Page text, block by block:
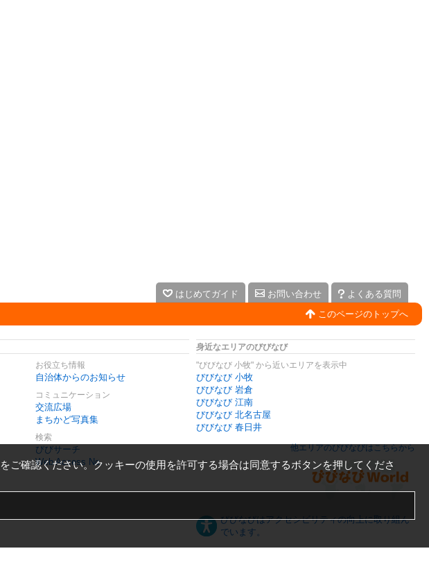
はじめてガイド お問い合わせ
よくある質問
このページのトップへ
お役立ち情報
自治体からのお知らせ
コミュニケーション
交流広場
まちかど写真集
検索
びびサーチ
Web Access No.
身近なエリアのびびなび
"びびなび 小牧" から近いエリアを表示中
びびなび 小牧
びびなび 岩倉
びびなび 江南
びびなび 北名古屋
びびなび 春日井
他エリアのびびなびはこちらから
びびなびはアクセシビリティの向上に取り組ん
でいます。
をご確認ください。クッキーの使用を許可する場合は同意するボタンを押してくださ